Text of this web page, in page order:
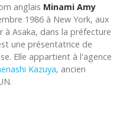
anglais Minami Amy
1986 à New York, aux
à Asaka, dans la préfecture
une présentatrice de
Elle appartient à l'agence
Kazuya, ancien